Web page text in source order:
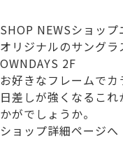
SHOP NEWSショップ
オリジナルのサング
OWNDAYS 2F
お好きなフレームでカ
日差しが強くなるこ
かがでしょうか。
ショップ詳細ページへ